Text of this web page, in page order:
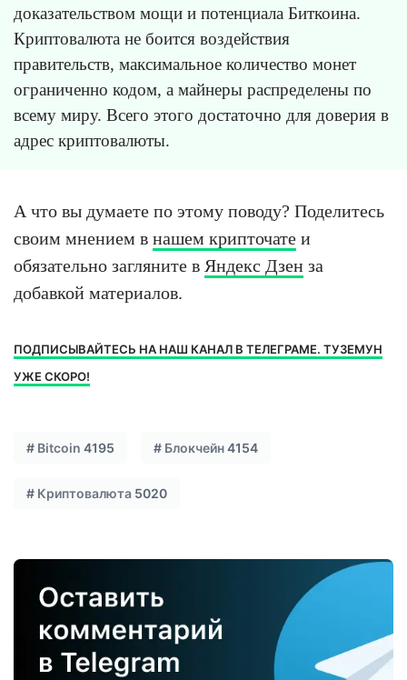
доказательством мощи и потенциала Биткоина.
Криптовалюта не боится воздействия
правительств, максимальное количество монет
ограниченно кодом, а майнеры распределены по
всему миру. Всего этого достаточно для доверия в
адрес криптовалюты.
А что вы думаете по этому поводу? Поделитесь
своим мнением в нашем крипточате и
обязательно загляните в Яндекс Дзен за
добавкой материалов.
ПОДПИСЫВАЙТЕСЬ НА НАШ КАНАЛ В ТЕЛЕГРАМЕ. ТУЗЕМУН
УЖЕ СКОРО!
# Bitcoin 4195 # Блокчейн4154
# Криптовалюта 5020